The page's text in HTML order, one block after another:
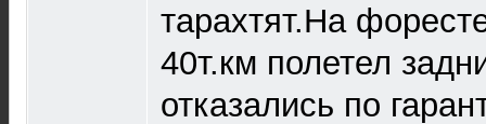
тарахтят.На
40т.км полетел
отказались по